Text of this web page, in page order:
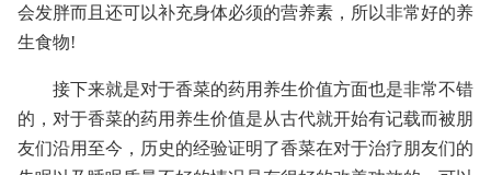
会发胖而且还可以补充身体必须的营养素，所以非常好的养
生食物!
接下来就是对于香菜的药用养生价值方面也是非常不错
的，对于香菜的药用养生价值是从古代就开始有记载而被朋
友们沿用至今，历史的经验证明了香菜在对于治疗朋友们的